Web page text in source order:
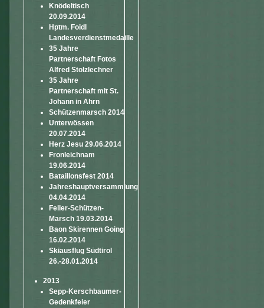
Knödeltisch
20.09.2014
Hptm. Foidl
Landesverdienstmedaille
35 Jahre
Partnerschaft Fotos
Alfred Stolzlechner
35 Jahre
Partnerschaft mit St.
Johann in Ahrn
Schützenmarsch 2014
Unterwössen
20.07.2014
Herz Jesu 29.06.2014
Fronleichnam
19.06.2014
Bataillonsfest 2014
Jahreshauptversammlung
04.04.2014
Feller-Schützen-
Marsch 19.03.2014
Baon Skirennen Going
16.02.2014
Skiausflug Südtirol
26.-28.01.2014
2013
Sepp-Kerschbaumer-
Gedenkfeier